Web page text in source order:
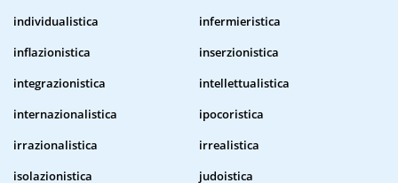
individualistica
infermieristica
inflazionistica
inserzionistica
integrazionistica
intellettualistica
internazionalistica
ipocoristica
irrazionalistica
irrealistica
isolazionistica
judoistica